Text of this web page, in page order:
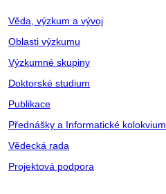
Věda, výzkum a vývoj
Oblasti výzkumu
Výzkumné skupiny
Doktorské studium
Publikace
Přednášky a Informatické kolokvium
Vědecká rada
Projektová podpora